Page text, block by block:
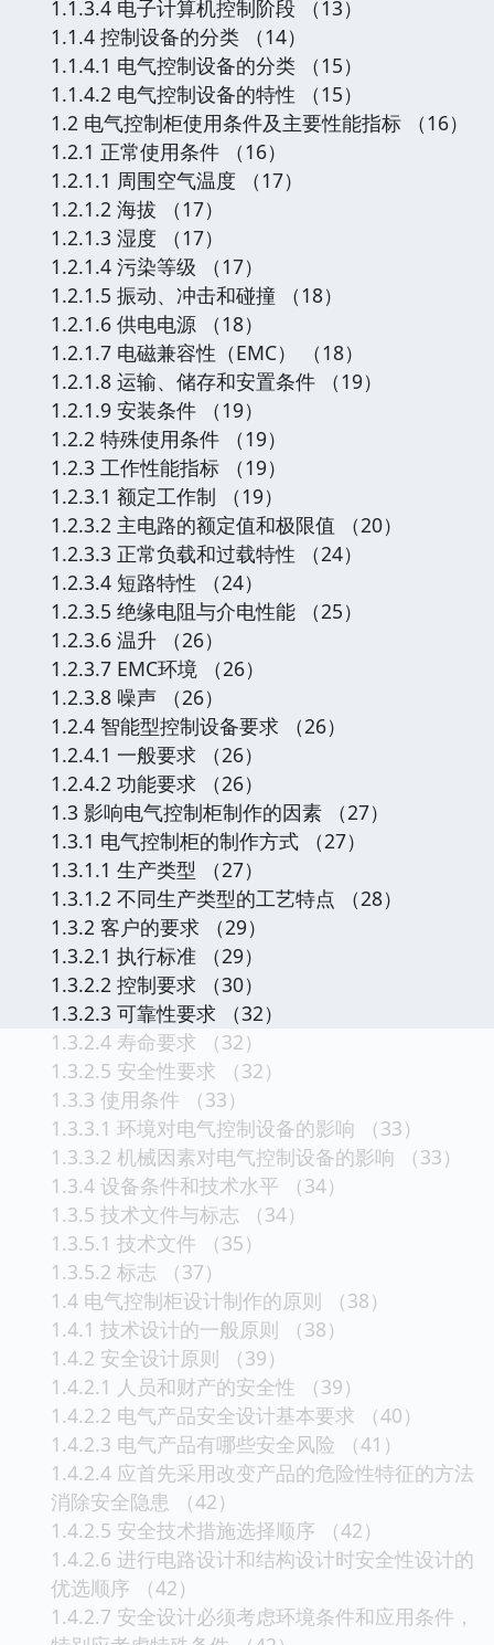
1.1.3.4 电子计算机控制阶段 （13）
1.1.4 控制设备的分类 （14）
1.1.4.1 电气控制设备的分类 （15）
1.1.4.2 电气控制设备的特性 （15）
1.2 电气控制柜使用条件及主要性能指标 （16）
1.2.1 正常使用条件 （16）
1.2.1.1 周围空气温度 （17）
1.2.1.2 海拔 （17）
1.2.1.3 湿度 （17）
1.2.1.4 污染等级 （17）
1.2.1.5 振动、冲击和碰撞 （18）
1.2.1.6 供电电源 （18）
1.2.1.7 电磁兼容性（EMC） （18）
1.2.1.8 运输、储存和安置条件 （19）
1.2.1.9 安装条件 （19）
1.2.2 特殊使用条件 （19）
1.2.3 工作性能指标 （19）
1.2.3.1 额定工作制 （19）
1.2.3.2 主电路的额定值和极限值 （20）
1.2.3.3 正常负载和过载特性 （24）
1.2.3.4 短路特性 （24）
1.2.3.5 绝缘电阻与介电性能 （25）
1.2.3.6 温升 （26）
1.2.3.7 EMC环境 （26）
1.2.3.8 噪声 （26）
1.2.4 智能型控制设备要求 （26）
1.2.4.1 一般要求 （26）
1.2.4.2 功能要求 （26）
1.3 影响电气控制柜制作的因素 （27）
1.3.1 电气控制柜的制作方式 （27）
1.3.1.1 生产类型 （27）
1.3.1.2 不同生产类型的工艺特点 （28）
1.3.2 客户的要求 （29）
1.3.2.1 执行标准 （29）
1.3.2.2 控制要求 （30）
1.3.2.3 可靠性要求 （32）
1.3.2.4 寿命要求 （32）
1.3.2.5 安全性要求 （32）
1.3.3 使用条件 （33）
1.3.3.1 环境对电气控制设备的影响 （33）
1.3.3.2 机械因素对电气控制设备的影响 （33）
1.3.4 设备条件和技术水平 （34）
1.3.5 技术文件与标志 （34）
1.3.5.1 技术文件 （35）
1.3.5.2 标志 （37）
1.4 电气控制柜设计制作的原则 （38）
1.4.1 技术设计的一般原则 （38）
1.4.2 安全设计原则 （39）
1.4.2.1 人员和财产的安全性 （39）
1.4.2.2 电气产品安全设计基本要求 （40）
1.4.2.3 电气产品有哪些安全风险 （41）
1.4.2.4 应首先采用改变产品的危险性特征的方法
消除安全隐患 （42）
1.4.2.5 安全技术措施选择顺序 （42）
1.4.2.6 进行电路设计和结构设计时安全性设计的
优选顺序 （42）
1.4.2.7 安全设计必须考虑环境条件和应用条件，